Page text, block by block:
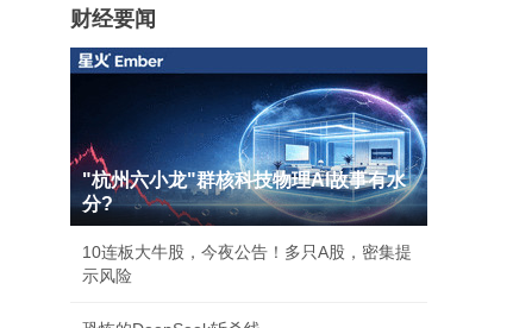
财经要闻
"杭州六小龙"群核科技物理AI故事有水
分?
10连板大牛股，今夜公告！多只A股，密集提
示风险